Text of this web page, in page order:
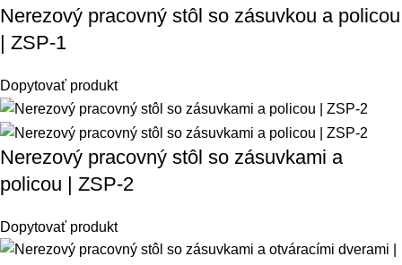
Nerezový pracovný stôl so zásuvkou a policou
| ZSP-1
Dopytovať produkt
Nerezový pracovný stôl so zásuvkami a
policou | ZSP-2
Dopytovať produkt